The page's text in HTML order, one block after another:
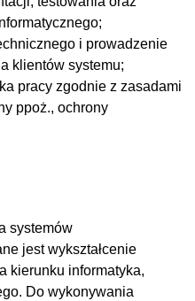
i prowadzenie
klientów systemu;
pracy zgodnie z zasadami
ppoż., ochrony
systemów
jest wykształcenie
kierunku informatyka,
Do wykonywania